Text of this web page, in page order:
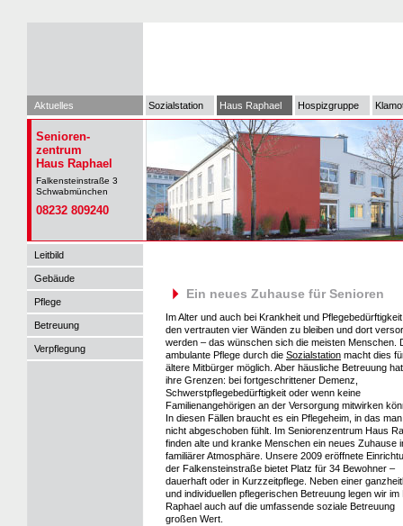
Aktuelles Sozialstation Haus Raphael Hospizgruppe
Senioren-
zentrum
Haus Raphael
Falkensteinstraße 3
Schwabmünchen
08232 809240
Leitbild
Gebäude
Pflege
Betreuung
Verpflegung
Ein neues Zuhause für Senioren
Im Alter und auch bei Krankheit und
den vertrauten vier Wänden zu bleiben und dort
werden – das wünschen sich die meisten Menschen.
ambulante Pflege durch die Sozialstation macht dies
ältere Mitbürger möglich. Aber häusliche Betreuung
ihre Grenzen: bei fortgeschrittener Demenz,
Schwerstpflegebedürftigkeit oder wenn keine
Familienangehörigen an der Versorgung mitwirken
In diesen Fällen braucht es ein Pflegeheim, in das
nicht abgeschoben fühlt. Im Seniorenzentrum Haus
finden alte und kranke Menschen ein neues Zuhause
familiärer Atmosphäre. Unsere 2009 eröffnete
der Falkensteinstraße bietet Platz für 34 Bewohner –
dauerhaft oder in Kurzzeitpflege. Neben einer
und individuellen pflegerischen Betreuung legen wir im
Raphael auch auf die umfassende soziale Betreuung
großen Wert.